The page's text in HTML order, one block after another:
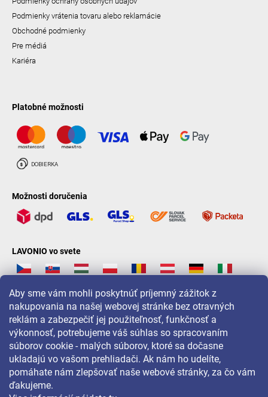
Aby sme vám mohli poskytnúť príjemný zážitok z
nakupovania na našej webovej stránke bez otravných
reklám a zabezpečiť jej použiteľnosť, funkčnosť a
výkonnosť, potrebujeme váš súhlas so spracovaním
súborov cookie - malých súborov, ktoré sa dočasne
ukladajú vo vašom prehliadači. Ak nám ho udelíte,
pomáhate nám zlepšovať naše webové stránky, za čo vám
ďakujeme.
Podmienky vrátenia tovaru alebo reklamácie
Obchodné podmienky
Pre médiá
Kariéra
Platobné možnosti
Možnosti doručenia
LAVONIO vo svete
Pre akcie, súťaže a zľavy nás sledujte na: